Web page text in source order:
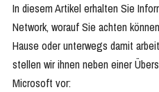
In diesem Artikel erhalten Sie
Network, worauf Sie achten
Hause oder unterwegs damit
stellen wir ihnen neben einer
Microsoft vor: